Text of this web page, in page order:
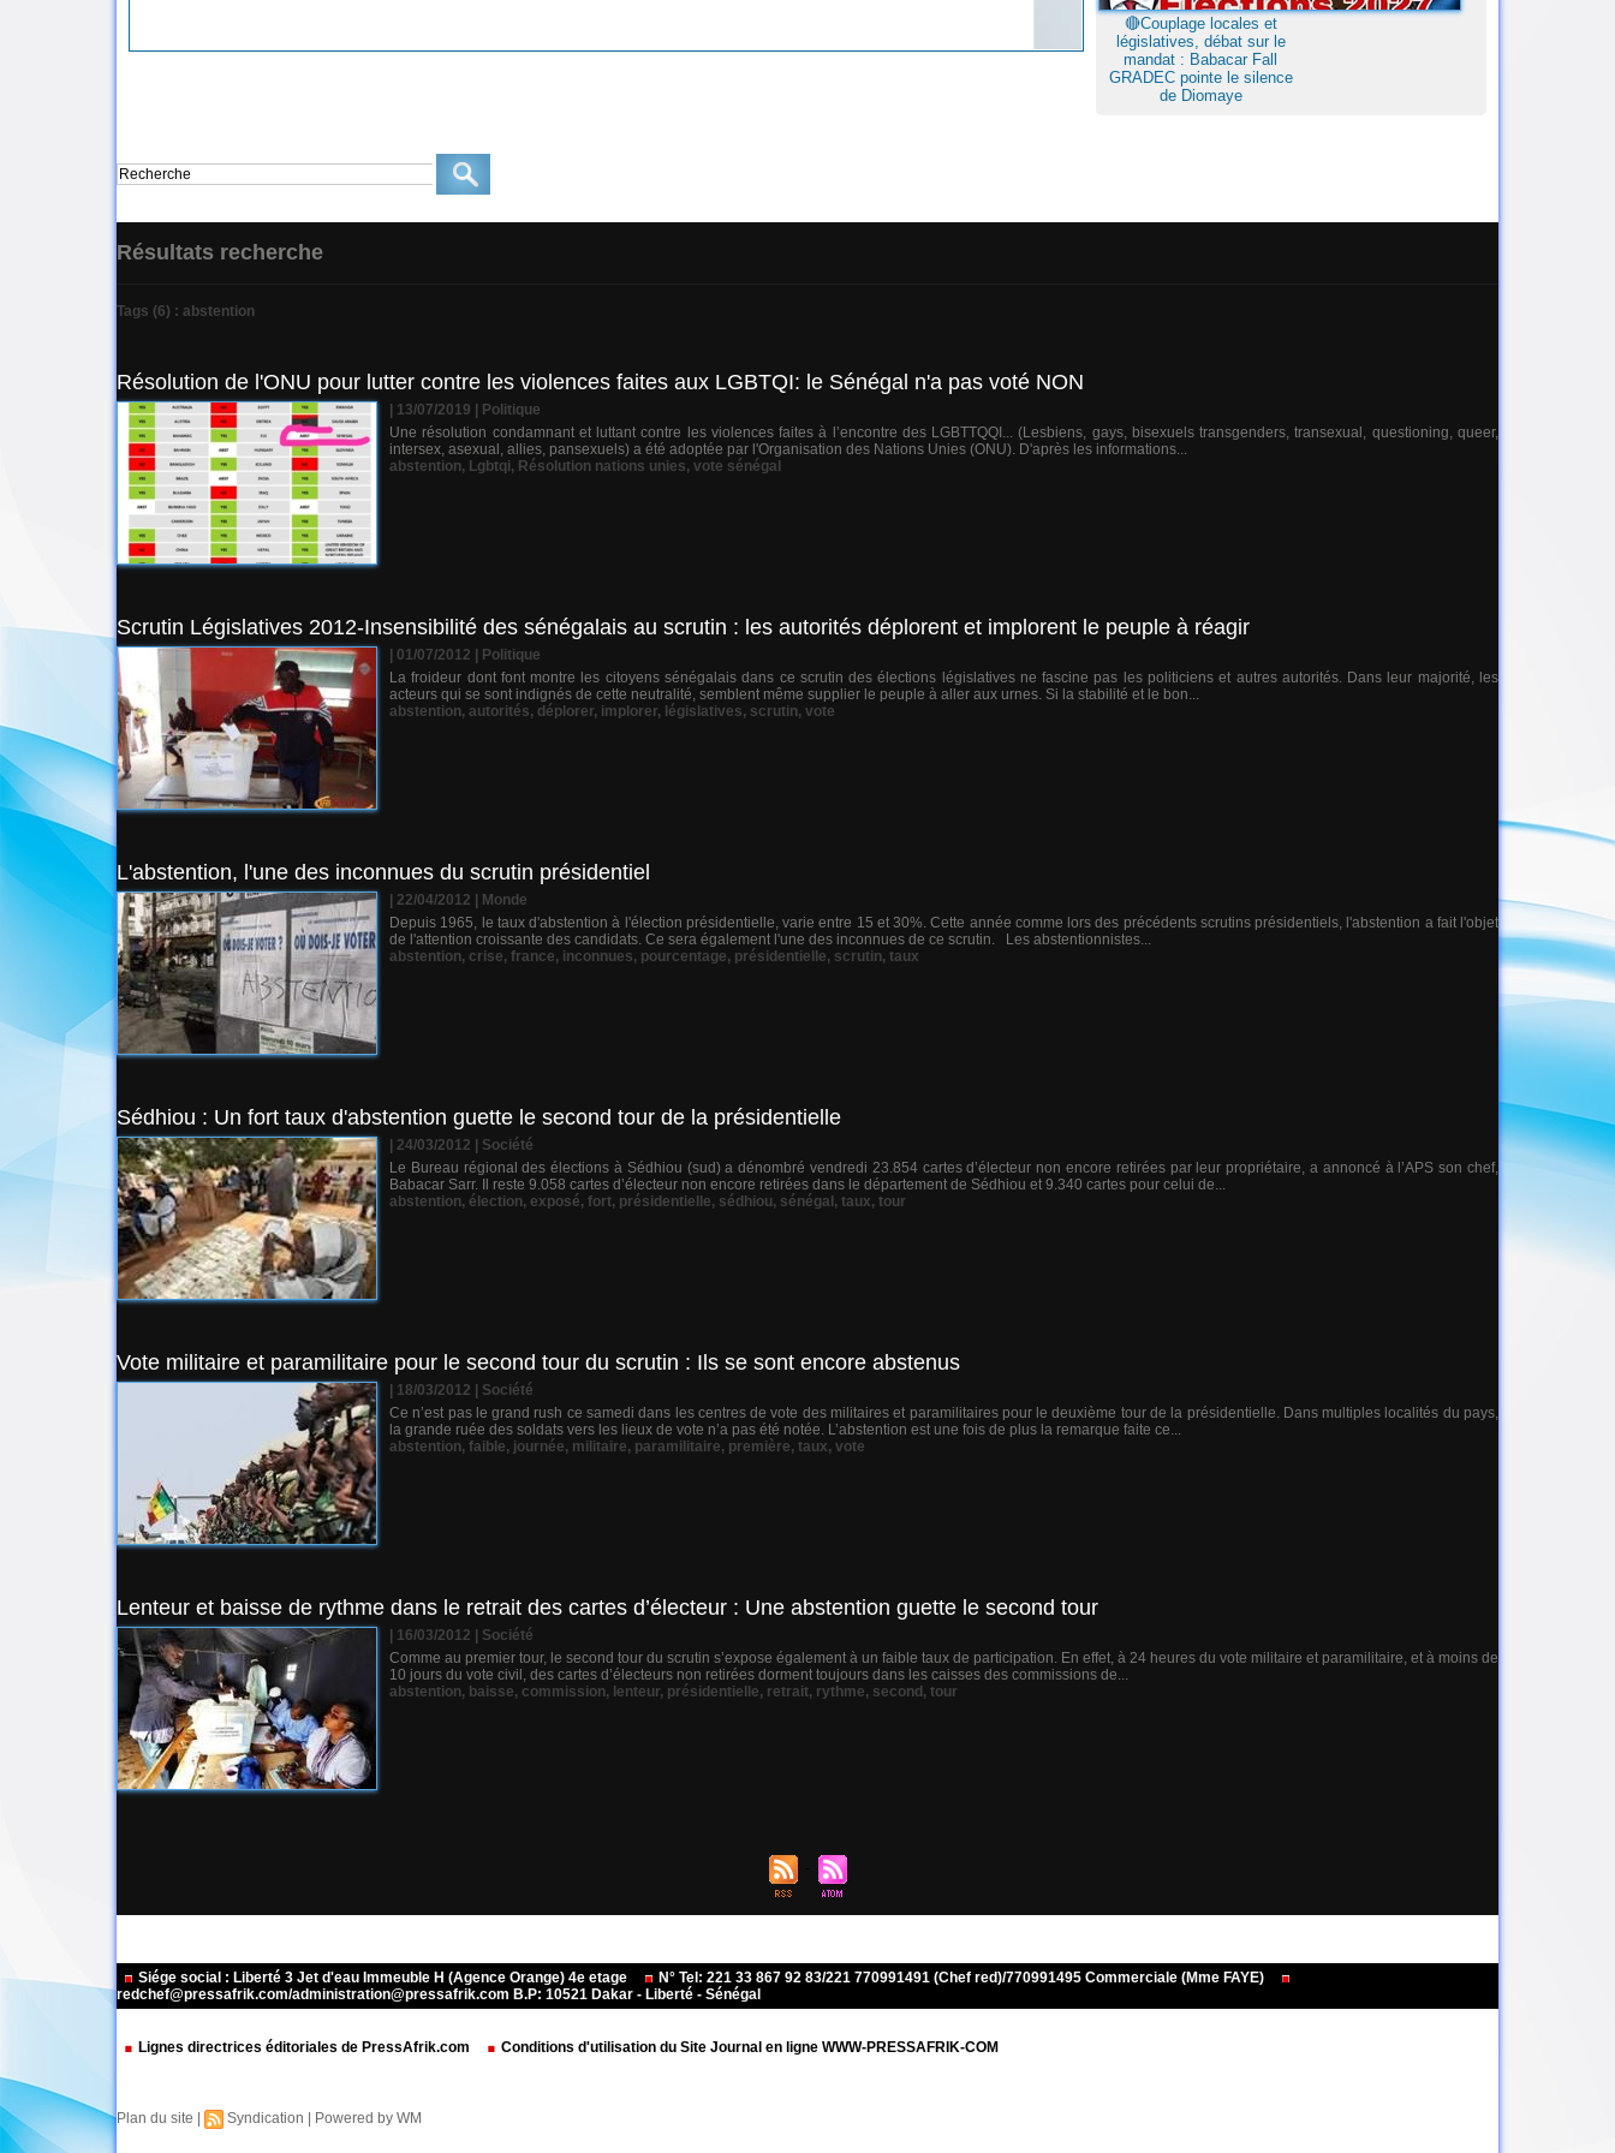
🔴Couplage locales et
législatives, débat sur le
mandat : Babacar Fall
GRADEC pointe le silence
de Diomaye
Résultats recherche
Tags (6) : abstention
Résolution de l'ONU pour lutter contre les violences faites aux LGBTQI: le Sénégal n'a pas voté NON
| 13/07/2019
Politique
Une résolution condamnant et luttant contre les violences faites à l’encontre des LGBTTQQI... (Lesbiens, gays, bisexuels transgenders, transexual, questioning, queer,
intersex, asexual, allies, pansexuels) a été adoptée par l'Organisation des Nations Unies (ONU). D'après les informations...
abstention, Lgbtqi, Résolution nations unies, vote sénégal
Scrutin Législatives 2012-Insensibilité des sénégalais au scrutin : les autorités déplorent et implorent le peuple à réagir
| 01/07/2012
Politique
La froideur dont font montre les citoyens sénégalais dans ce scrutin des élections législatives ne fascine pas les politiciens et autres autorités. Dans leur majorité, les
acteurs qui se sont indignés de cette neutralité, semblent même supplier le peuple à aller aux urnes. Si la stabilité et le bon...
abstention, autorités, déplorer, implorer, législatives, scrutin, vote
L'abstention, l'une des inconnues du scrutin présidentiel
| 22/04/2012
Monde
Depuis 1965, le taux d'abstention à l'élection présidentielle, varie entre 15 et 30%. Cette année comme lors des précédents scrutins présidentiels, l'abstention a fait l'objet
de l'attention croissante des candidats. Ce sera également l'une des inconnues de ce scrutin. Les abstentionnistes...
abstention, crise, france, inconnues, pourcentage, présidentielle, scrutin, taux
Sédhiou : Un fort taux d'abstention guette le second tour de la présidentielle
| 24/03/2012
Société
Le Bureau régional des élections à Sédhiou (sud) a dénombré vendredi 23.854 cartes d’électeur non encore retirées par leur propriétaire, a annoncé à l’APS son chef,
Babacar Sarr. Il reste 9.058 cartes d’électeur non encore retirées dans le département de Sédhiou et 9.340 cartes pour celui de...
abstention, élection, exposé, fort, présidentielle, sédhiou, sénégal , taux, tour
Vote militaire et paramilitaire pour le second tour du scrutin : Ils se sont encore abstenus
| 18/03/2012
Société
Ce n’est pas le grand rush ce samedi dans les centres de vote des militaires et paramilitaires pour le deuxième tour de la présidentielle. Dans multiples localités du pays,
la grande ruée des soldats vers les lieux de vote n’a pas été notée. L’abstention est une fois de plus la remarque faite ce...
abstention, faible, journée, militaire, paramilitaire, première, taux, vote
Lenteur et baisse de rythme dans le retrait des cartes d’électeur : Une abstention guette le second tour
| 16/03/2012
Société
Comme au premier tour, le second tour du scrutin s’expose également à un faible taux de participation. En effet, à 24 heures du vote militaire et paramilitaire, et à moins de
10 jours du vote civil, des cartes d’électeurs non retirées dorment toujours dans les caisses des commissions de...
abstention, baisse, commission, lenteur, présidentielle, retrait, rythme, second , tour
Siége social : Liberté 3 Jet d'eau Immeuble H (Agence Orange) 4e etage
N° Tel: 221 33 867 92 83/221 770991491 (Chef red)/770991495 Commerciale (Mme FAYE)
redchef@pressafrik.com/administration@pressafrik.com B.P: 10521 Dakar - Liberté - Sénégal
Lignes directrices éditoriales de PressAfrik.com Conditions d'utilisation du Site Journal en ligne WWW-PRESSAFRIK-COM
Plan du site Syndication Powered by WM